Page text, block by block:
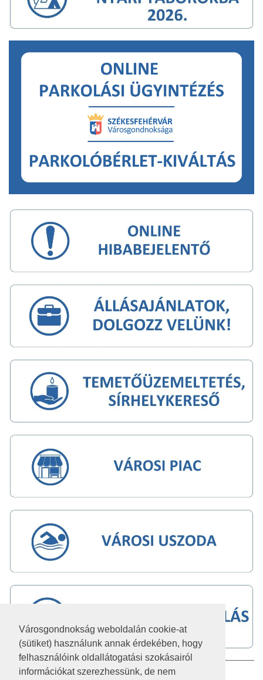
Városgondnokság weboldalán cookie-at
(sütiket) használunk annak érdekében, hogy
felhasználóink oldallátogatási szokásairól
információkat szerezhessünk, de nem
IMPRESSZUM